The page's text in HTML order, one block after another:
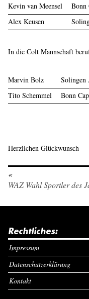
Kevin van Meensel
Bonn
Alex Keusen
In die Colt Mannschaft
Marvin Bolz
Solingen
Tito Schemmel
Bonn
Herzlichen Glückwunsch
«
WAZ Wahl Sportler des
Rechtliches:
Impressum
Datenschutzerklärung
Kontakt